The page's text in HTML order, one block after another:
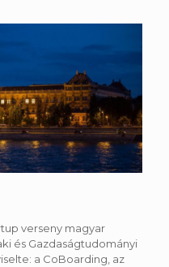
verseny magyar
és Gazdaságtudományi
a CoBoarding, az